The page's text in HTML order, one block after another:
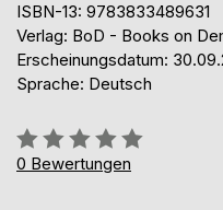
ISBN-13: 9783833489631
Verlag: BoD - Books on
Erscheinungsdatum:
Sprache: Deutsch
Bewertung::
0%
0 Bewertungen